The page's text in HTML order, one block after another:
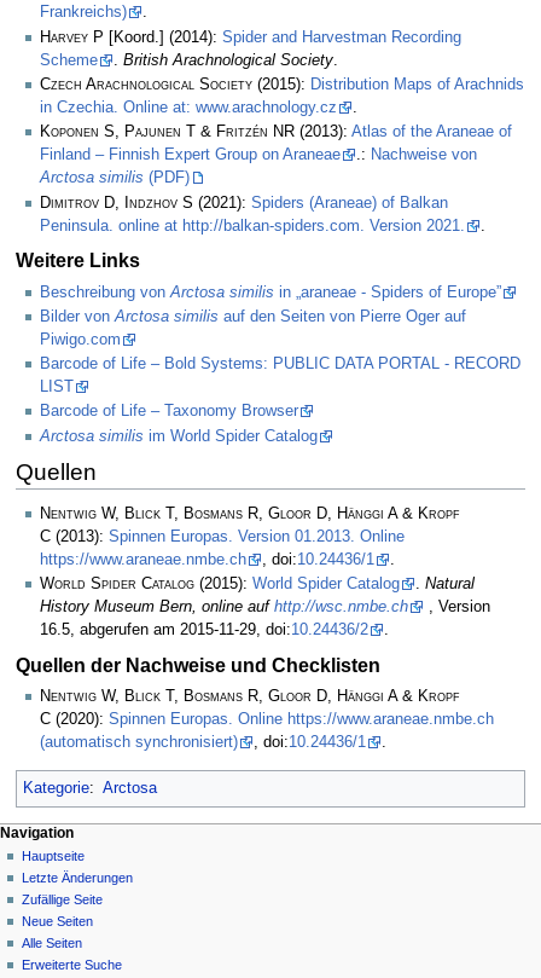
Frankreichs)
.
Harvey P [Koord.] (2014): Spider and Harvestman Recording
Scheme
British Arachnological Society
Czech Arachnological Society (2015): Distribution Maps of Arachnids
in Czechia. Online at: www.arachnology.cz
.
Koponen S, Pajunen T & Fritzén NR (2013): Atlas of the Araneae of
Finland – Finnish Expert Group on Araneae
.: Nachweise von
Arctosa similis (PDF)
Dimitrov D, Indzhov S (2021): Spiders (Araneae) of Balkan
Peninsula. online at http://balkan-spiders.com. Version 2021.
Weitere Links
Beschreibung von Arctosa similis in „araneae - Spiders of Europe”
Bilder von Arctosa similis auf den Seiten von Pierre Oger auf
Piwigo.com
Barcode of Life – Bold Systems: PUBLIC DATA PORTAL - RECORD
LIST
Barcode of Life – Taxonomy Browser
Arctosa similis im World Spider Catalog
Quellen
Nentwig W, Blick T, Bosmans R, Gloor D, Hänggi A & Kropf
C (2013): Spinnen Europas. Version 01.2013. Online
https://www.araneae.nmbe.ch
, doi:10.24436/1
.
World Spider Catalog (2015): World Spider Catalog . Natural
History Museum Bern, online auf http://wsc.nmbe.ch
, Version
16.5, abgerufen am 2015-11-29, doi:10.24436/2 .
Quellen der Nachweise und Checklisten
Nentwig W, Blick T, Bosmans R, Gloor D, Hänggi A & Kropf
C (2020): Spinnen Europas. Online https://www.araneae.nmbe.ch
(automatisch synchronisiert)
, doi:10.24436/1 .
Kategorie: Arctosa
Navigation
Hauptseite
Letzte Änderungen
Zufällige Seite
Neue Seiten
Alle Seiten
Erweiterte Suche